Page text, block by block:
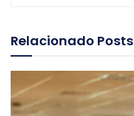
Relacionado Posts